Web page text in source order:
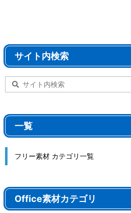
サイト内検索
一覧
フリー素材 カテゴリ一覧
Office素材カテゴリ